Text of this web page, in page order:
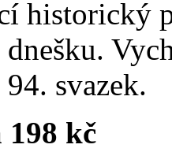
historický
svazek.
198 kč